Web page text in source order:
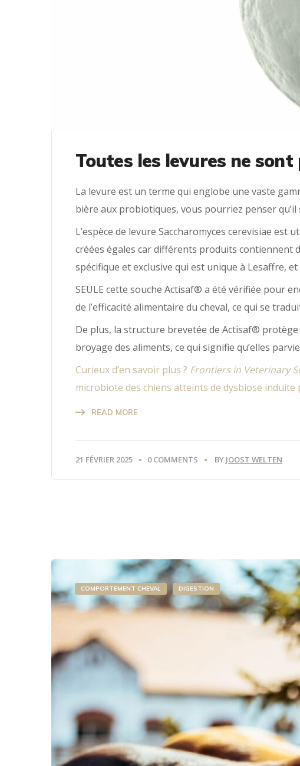
Toutes les levures ne
La levure est un terme qui englobe une vaste
bière aux probiotiques, vous pourriez penser qu’il
L’espèce de levure Saccharomyces cerevisiae
créées égales car différents produits contiennent
spécifique et exclusive qui est unique à Lesaffre,
SEULE cette souche Actisaf® a été vérifiée pour
de l’efficacité alimentaire du cheval, ce qui se
De plus, la structure brevetée de Actisaf®
broyage des aliments, ce qui signifie qu’elles
Curieux d’en savoir plus ? Frontiers in Veterinary
microbiote des chiens atteints de dysbiose induite
READ MORE
21 FÉVRIER 2025 0 COMMENTS BY JOOST WELTEN
COMPORTEMENT CHEVAL DIGESTION